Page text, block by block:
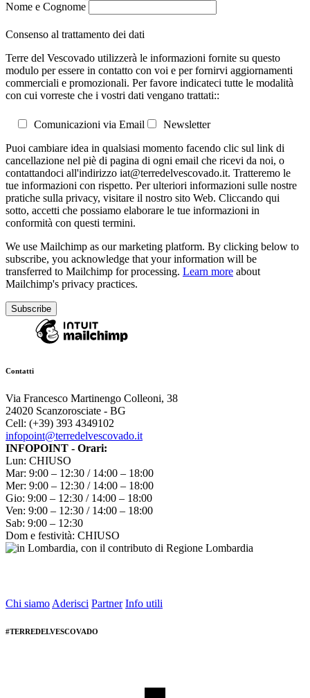
Nome e Cognome
Consenso al trattamento dei dati
Terre del Vescovado utilizzerà le informazioni fornite su questo
modulo per essere in contatto con voi e per fornirvi aggiornamenti
commerciali e promozionali. Per favore indicateci tutte le modalità
con cui vorreste che i vostri dati vengano trattati::
Comunicazioni via Email
Newsletter
Puoi cambiare idea in qualsiasi momento facendo clic sul link di
cancellazione nel piè di pagina di ogni email che ricevi da noi, o
contattandoci all'indirizzo iat@terredelvescovado.it. Tratteremo le
tue informazioni con rispetto. Per ulteriori informazioni sulle nostre
pratiche sulla privacy, visitare il nostro sito Web. Cliccando qui
sotto, accetti che possiamo elaborare le tue informazioni in
conformità con questi termini.
We use Mailchimp as our marketing platform. By clicking below to
subscribe, you acknowledge that your information will be
transferred to Mailchimp for processing. Learn more about
Mailchimp's privacy practices.
Contatti
Via Francesco Martinengo Colleoni, 38
24020 Scanzorosciate - BG
Cell: (+39) 393 4349102
infopoint@terredelvescovado.it
INFOPOINT - Orari:
Lun: CHIUSO
Mar: 9:00 – 12:30 / 14:00 – 18:00
Mer: 9:00 – 12:30 / 14:00 – 18:00
Gio: 9:00 – 12:30 / 14:00 – 18:00
Ven: 9:00 – 12:30 / 14:00 – 18:00
Sab: 9:00 – 12:30
Dom e festività: CHIUSO
Chi siamo Aderisci Partner Info utili
#TERREDELVESCOVADO